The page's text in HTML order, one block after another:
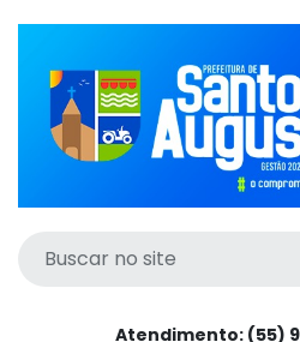
Atendimento: (55) 9